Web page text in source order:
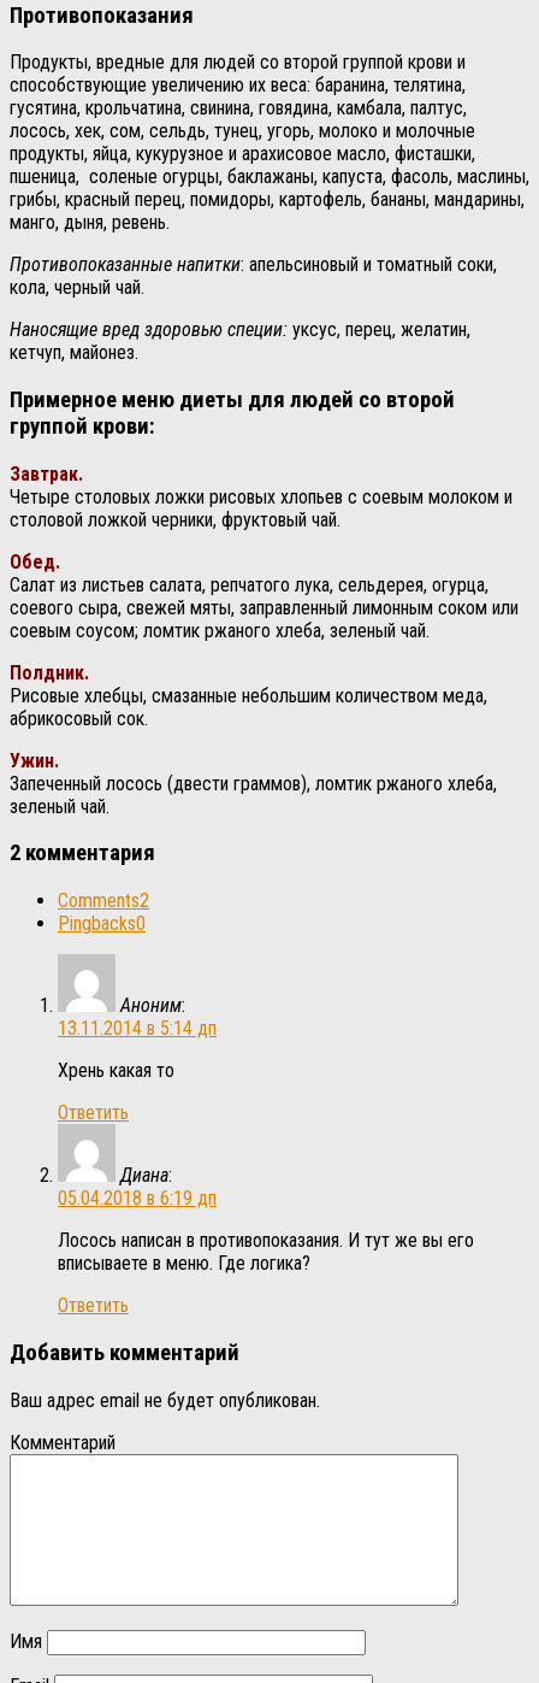
Противопоказания
Продукты, вредные для людей со второй группой крови и
способствующие увеличению их веса: баранина, телятина,
гусятина, крольчатина, свинина, говядина, камбала, палтус,
лосось, хек, сом, сельдь, тунец, угорь, молоко и молочные
продукты, яйца, кукурузное и арахисовое масло, фисташки,
пшеница, соленые огурцы, баклажаны, капуста, фасоль, маслины,
грибы, красный перец, помидоры, картофель, бананы, мандарины,
манго, дыня, ревень.
Противопоказанные напитки: апельсиновый и томатный соки,
кола, черный чай.
Наносящие вред здоровью специи: уксус, перец, желатин,
кетчуп, майонез.
Примерное меню диеты для людей со второй
группой крови:
Завтрак.
Четыре столовых ложки рисовых хлопьев с соевым молоком и
столовой ложкой черники, фруктовый чай.
Обед.
Салат из листьев салата, репчатого лука, сельдерея, огурца,
соевого сыра, свежей мяты, заправленный лимонным соком или
соевым соусом; ломтик ржаного хлеба, зеленый чай.
Полдник.
Рисовые хлебцы, смазанные небольшим количеством меда,
абрикосовый сок.
Ужин.
Запеченный лосось (двести граммов), ломтик ржаного хлеба,
зеленый чай.
2 комментария
Comments2
Pingbacks0
Аноним:
13.11.2014 в 5:14 дп
Хрень какая то
Ответить
Диана:
05.04.2018 в 6:19 дп
Лосось написан в противопоказания. И тут же вы его
вписываете в меню. Где логика?
Ответить
Добавить комментарий
Ваш адрес email не будет опубликован.
Комментарий
Имя